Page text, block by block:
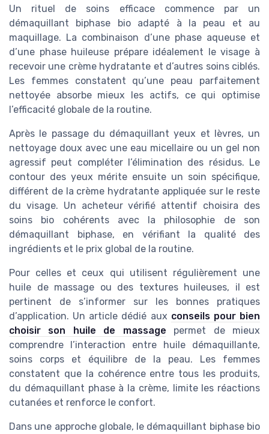
Un rituel de soins efficace commence par un
démaquillant biphase bio adapté à la peau et au
maquillage. La combinaison d’une phase aqueuse et
d’une phase huileuse prépare idéalement le visage à
recevoir une crème hydratante et d’autres soins ciblés.
Les femmes constatent qu’une peau parfaitement
nettoyée absorbe mieux les actifs, ce qui optimise
l’efficacité globale de la routine.
Après le passage du démaquillant yeux et lèvres, un
nettoyage doux avec une eau micellaire ou un gel non
agressif peut compléter l’élimination des résidus. Le
contour des yeux mérite ensuite un soin spécifique,
différent de la crème hydratante appliquée sur le reste
du visage. Un acheteur vérifié attentif choisira des
soins bio cohérents avec la philosophie de son
démaquillant biphase, en vérifiant la qualité des
ingrédients et le prix global de la routine.
Pour celles et ceux qui utilisent régulièrement une
huile de massage ou des textures huileuses, il est
pertinent de s’informer sur les bonnes pratiques
d’application. Un article dédié aux conseils pour bien
choisir son huile de massage permet de mieux
comprendre l’interaction entre huile démaquillante,
soins corps et équilibre de la peau. Les femmes
constatent que la cohérence entre tous les produits,
du démaquillant phase à la crème, limite les réactions
cutanées et renforce le confort.
Dans une approche globale, le démaquillant biphase bio